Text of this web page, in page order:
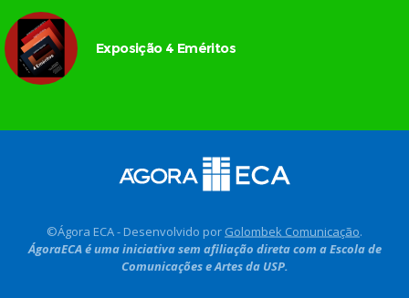
Exposição 4 Eméritos
©Ágora ECA - Desenvolvido por Golombek Comunicação.
ÁgoraECA é uma iniciativa sem afiliação direta com a Escola de
Comunicações e Artes da USP.